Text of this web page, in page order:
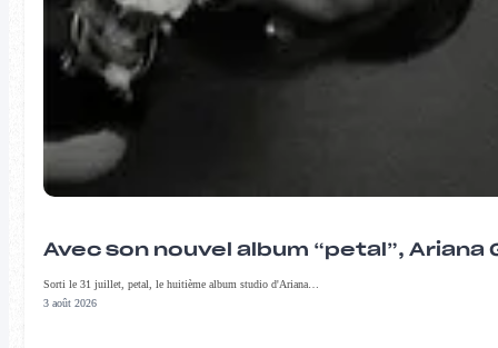
Avec son nouvel album “petal”,
Sorti le 31 juillet, petal, le huitième album studio d'Ariana…
3 août 2026